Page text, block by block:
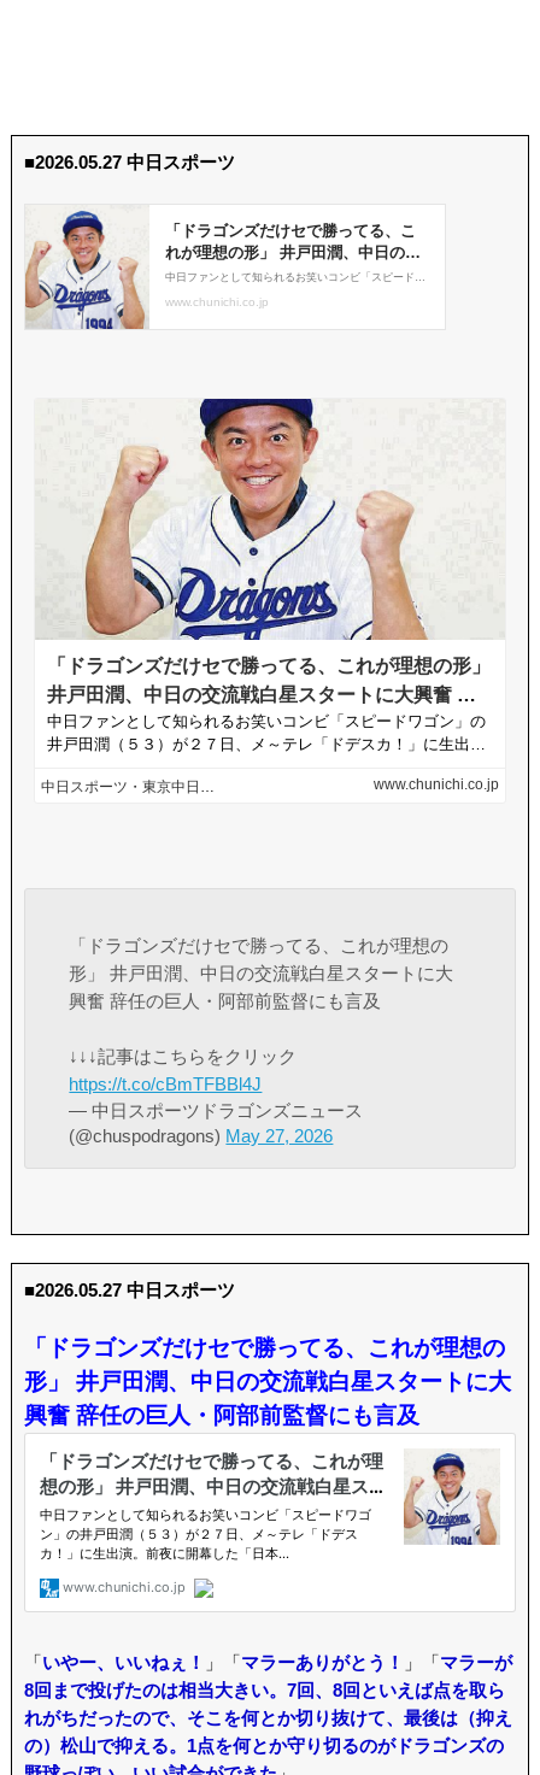
■2026.05.27 中日スポーツ
「ドラゴンズだけセで勝ってる、これが理想の
形」 井戸田潤、中日の交流戦白星スタートに大
興奮 辞任の巨人・阿部前監督にも言及
↓↓↓記事はこちらをクリック
https://t.co/cBmTFBBl4J
— 中日スポーツドラゴンズニュース
(@chuspodragons) May 27, 2026
■2026.05.27 中日スポーツ
「ドラゴンズだけセで勝ってる、これが理想の
形」 井戸田潤、中日の交流戦白星スタートに大
興奮 辞任の巨人・阿部前監督にも言及
「いやー、いいねぇ！ 」「マラーありがとう！ 」「マラーが
8回まで投げたのは相当大きい。7回、8回といえば点を取ら
れがちだったので、そこを何とか切り抜けて、最後は（抑え
の）松山で抑える。1点を何とか守り切るのがドラゴンズの